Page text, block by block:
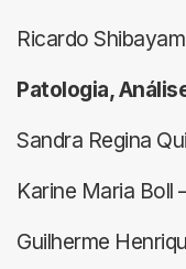
Ricardo
Patologia,
Sandra Regina
Karine Maria Boll
Guilherme